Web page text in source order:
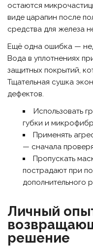
остаются
виде царапин после
средства для железа
Ещё одна ошибка —
Вода в уплотнениях
защитных покрытий,
Тщательная сушка
дефектов.
Использовать
губки и
Применять
— сначала
Пропускать
пострадают при
дополнительного
Личный
решение